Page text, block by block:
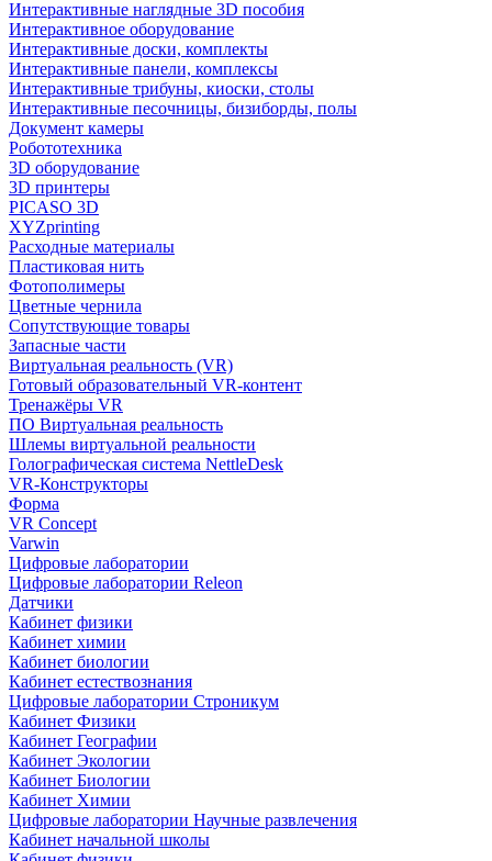
Интерактивные наглядные 3D пособия
Интерактивное оборудование
Интерактивные доски, комплекты
Интерактивные панели, комплексы
Интерактивные трибуны, киоски, столы
Интерактивные песочницы, бизиборды, полы
Документ камеры
Робототехника
3D оборудование
3D принтеры
PICASO 3D
XYZprinting
Расходные материалы
Пластиковая нить
Фотополимеры
Цветные чернила
Сопутствующие товары
Запасные части
Виртуальная реальность (VR)
Готовый образовательный VR-контент
Тренажёры VR
ПО Виртуальная реальность
Шлемы виртуальной реальности
Голографическая система NettleDesk
VR-Конструкторы
Форма
VR Concept
Varwin
Цифровые лаборатории
Цифровые лаборатории Releon
Датчики
Кабинет физики
Кабинет химии
Кабинет биологии
Кабинет естествознания
Цифровые лаборатории Строникум
Кабинет Физики
Кабинет Географии
Кабинет Экологии
Кабинет Биологии
Кабинет Химии
Цифровые лаборатории Научные развлечения
Кабинет начальной школы